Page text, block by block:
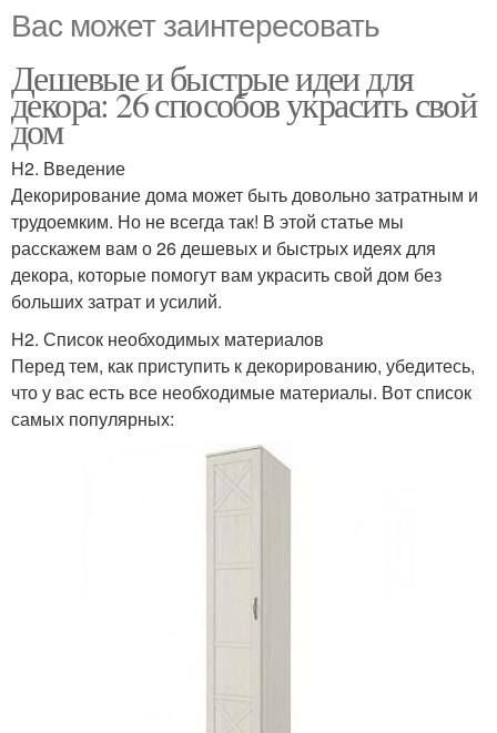
Вас может заинтересовать
Дешевые и быстрые идеи для
декора: 26 способов украсить свой
дом
H2. Введение
Декорирование дома может быть довольно затратным и
трудоемким. Но не всегда так! В этой статье мы
расскажем вам о 26 дешевых и быстрых идеях для
декора, которые помогут вам украсить свой дом без
больших затрат и усилий.
H2. Список необходимых материалов
Перед тем, как приступить к декорированию, убедитесь,
что у вас есть все необходимые материалы. Вот список
самых популярных: